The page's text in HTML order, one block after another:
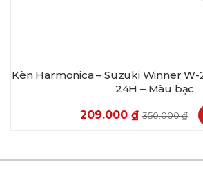
Kèn Harmonica – Suzuki Winner
24H – Màu bạc
209.000 ₫ 350.000₫